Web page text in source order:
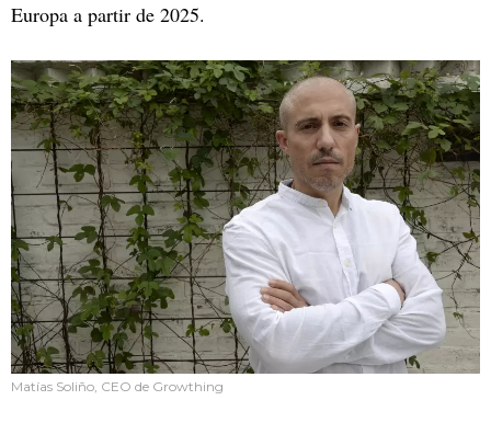
Europa a partir de 2025.
Matías Soliño, CEO de Growthing